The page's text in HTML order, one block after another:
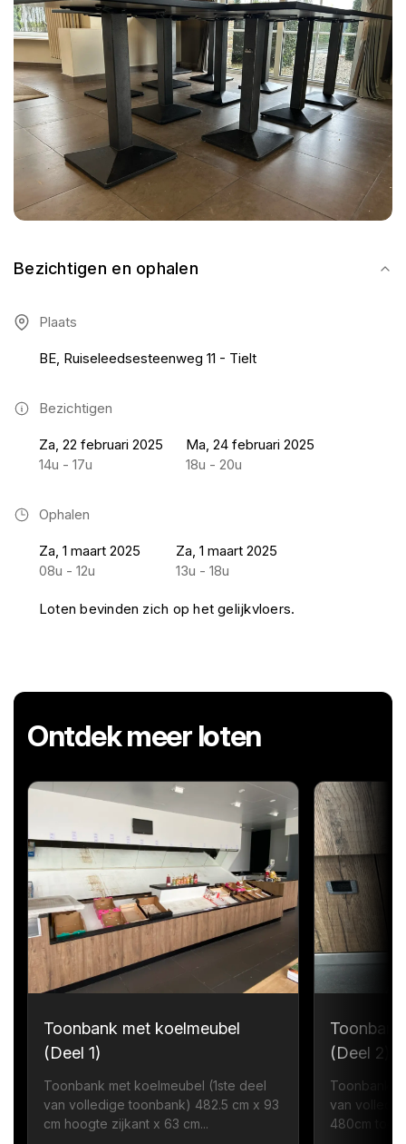
Bezichtigen en ophalen
Plaats
BE, Ruiseleedsesteenweg 11 - Tielt
Bezichtigen
Za, 22 februari 2025
14u - 17u
Ma, 24 februari 2025
18u - 20u
Ophalen
Za, 1 maart 2025
08u - 12u
Za, 1 maart 2025
13u - 18u
Loten bevinden zich op het gelijkvloers.
Ontdek meer loten
Toonbank met koelmeubel
(Deel 1)
Toonbank met koelmeubel (1ste deel
van volledige toonbank) 482.5 cm x 93
cm hoogte zijkant x 63 cm...
(Deel 2)
Toonbank
van
480cm